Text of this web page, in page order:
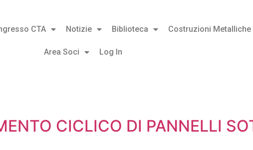
CTA Notizie Biblioteca Costruzioni Metalliche
Area Soci Log In
CICLICO DI PANNELLI